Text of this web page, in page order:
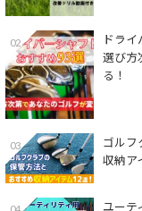
02
ドラ
選び方
る！
03
ゴルフ
収納ア
ユーテ